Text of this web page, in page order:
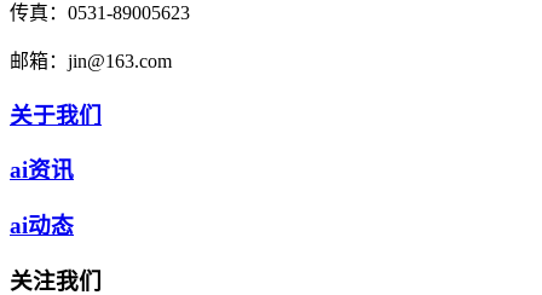
传真： 0531-89005623
邮箱： jin@163.com
关于我们
ai资讯
ai动态
关注我们